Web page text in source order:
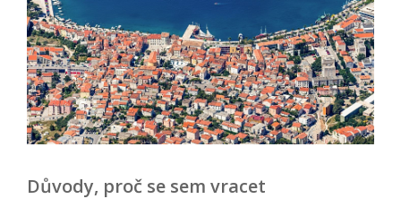
Důvody, proč se sem vracet